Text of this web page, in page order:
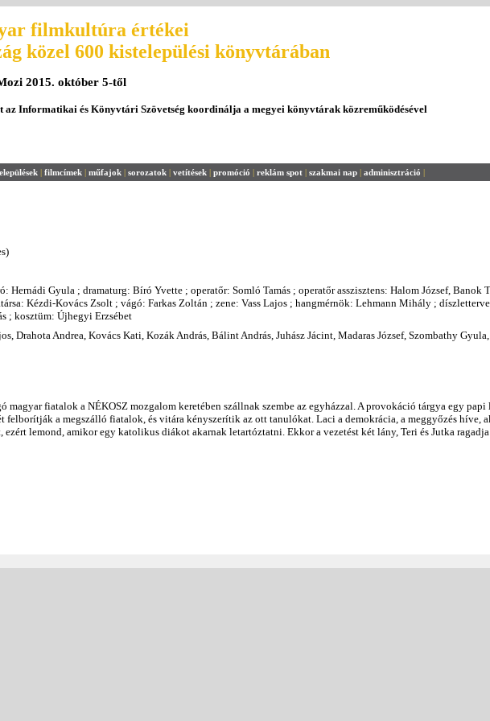
filmkultúra értékei
közel 600 kistelepülési könyvtárában
2015. október 5-től
az Informatikai és Könyvtári Szövetség koordinálja a megyei könyvtárak közreműködésével
| filmcímek | műfajok | sorozatok | vetítések | promóció | reklám spot | szakmai nap | adminisztráció |
Hernádi Gyula ; dramaturg: Bíró Yvette ; operatőr: Somló Tamás ; operatőr asszisztens: Halom József, Banok
Kézdi-Kovács Zsolt ; vágó: Farkas Zoltán ; zene: Vass Lajos ; hangmérnök: Lehmann Mihály ;
; kosztüm: Újhegyi Erzsébet
Drahota Andrea, Kovács Kati, Kozák András, Bálint András, Juhász Jácint, Madaras József, Szombathy
magyar fiatalok a NÉKOSZ mozgalom keretében szállnak szembe az egyházzal. A provokáció tárgya egy papi
felborítják a megszálló fiatalok, és vitára kényszerítik az ott tanulókat. Laci a demokrácia, a meggyőzés híve,
lemond, amikor egy katolikus diákot akarnak letartóztatni. Ekkor a vezetést két lány, Teri és Jutka ragadja